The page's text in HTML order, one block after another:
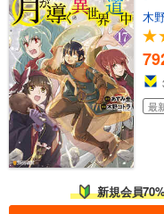
木
最
新規会員
あらすじを表
月が導く異
748円 (税込)
あらすじを表
月が導く異